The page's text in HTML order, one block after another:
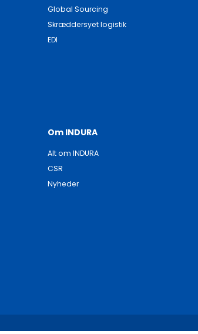
Global Sourcing
Skræddersyet logistik
EDI
Om INDURA
Alt om INDURA
CSR
Nyheder